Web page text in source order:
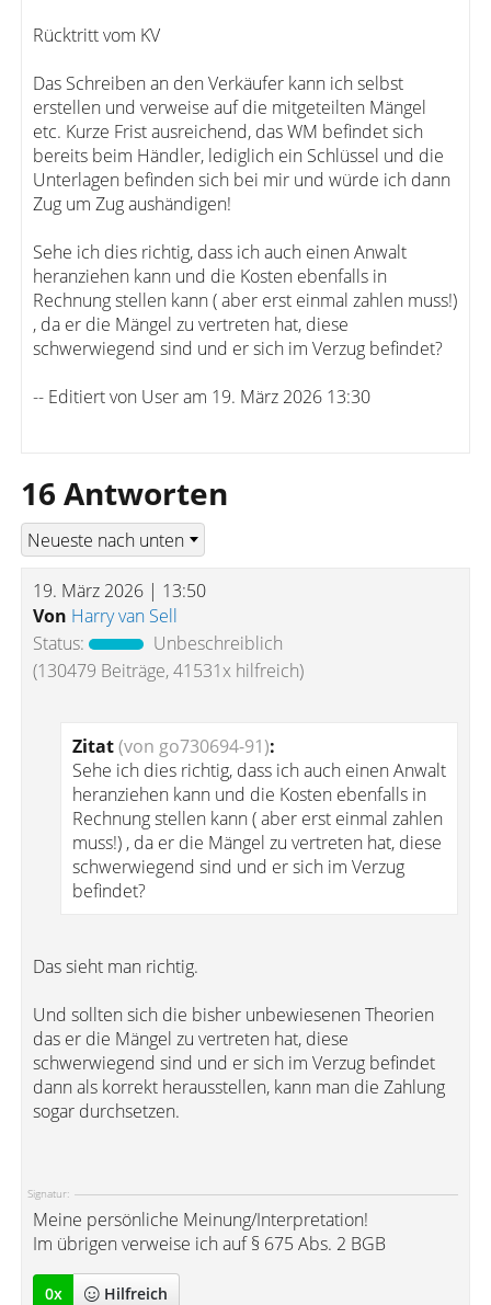
Rücktritt vom KV
Das Schreiben an den Verkäufer kann ich selbst
erstellen und verweise auf die mitgeteilten Mängel
etc. Kurze Frist ausreichend, das WM befindet sich
bereits beim Händler, lediglich ein Schlüssel und die
Unterlagen befinden sich bei mir und würde ich dann
Zug um Zug aushändigen!
Sehe ich dies richtig, dass ich auch einen Anwalt
heranziehen kann und die Kosten ebenfalls in
Rechnung stellen kann ( aber erst einmal zahlen muss!)
, da er die Mängel zu vertreten hat, diese
schwerwiegend sind und er sich im Verzug befindet?
-- Editiert von User am 19. März 2026 13:30
16 Antworten
19. März 2026 | 13:50
Von Harry van Sell
Status:
Unbeschreiblich
(130479 Beiträge, 41531x hilfreich)
Zitat(von go730694-91):
Sehe ich dies richtig, dass ich auch einen Anwalt
heranziehen kann und die Kosten ebenfalls in
Rechnung stellen kann ( aber erst einmal zahlen
muss!) , da er die Mängel zu vertreten hat, diese
schwerwiegend sind und er sich im Verzug
befindet?
Das sieht man richtig.
Und sollten sich die bisher unbewiesenen Theorien
das er die Mängel zu vertreten hat, diese
schwerwiegend sind und er sich im Verzug befindet
dann als korrekt herausstellen, kann man die Zahlung
sogar durchsetzen.
Signatur:
Meine persönliche Meinung/Interpretation!
Im übrigen verweise ich auf § 675 Abs. 2 BGB
0x Hilfreich